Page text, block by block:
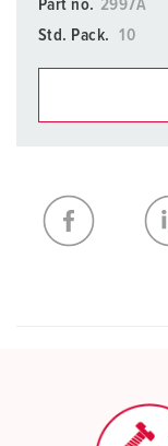
Part no. 2997A
Std. Pack.
10
My list